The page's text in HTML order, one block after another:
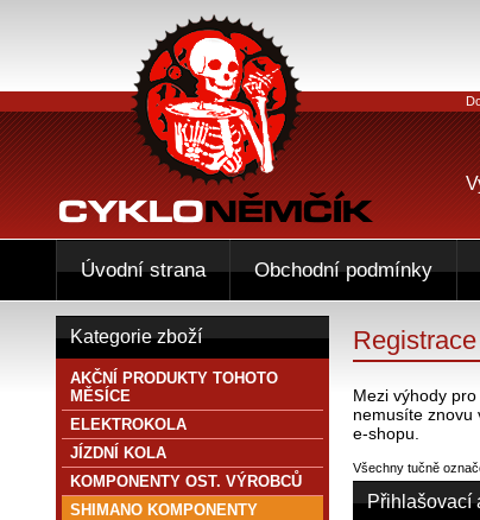
Mezi výhody
nemusíte znovu
e-shopu.
Všechny tučně
Přihlašovací
Kategorie zboží
AKČNÍ PRODUKTY TOHOTO
MĚSÍCE
ELEKTROKOLA
JÍZDNÍ KOLA
KOMPONENTY OST. VÝROBCŮ
SHIMANO KOMPONENTY
Úvodní strana Obchodní podmínky